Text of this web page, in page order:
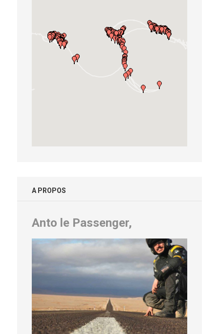
A PROPOS
Anto le Passenger,